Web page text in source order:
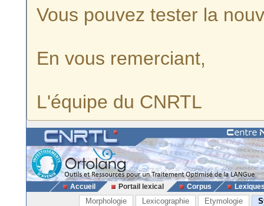
Vous pouvez tester la
En vous remerciant,
L'équipe du CNRTL
Accueil Portail lexical Corpus
Morphologie Lexicographie Etymologie